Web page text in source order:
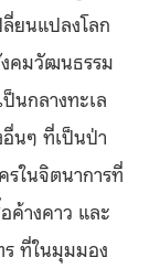
ยนแปลงโลก
คมวัฒนธรรม
นกลางทะเล
อื่นๆ ที่เป็นป่า
รในจิตนาการที่
ค้างคาว และ
ร ที่ในมุมมอง